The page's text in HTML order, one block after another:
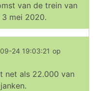
van de trein van
mei 2020.
24 19:03:21 op
net als 22.000 van